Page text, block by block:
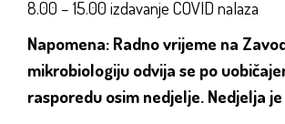
8.00 – 15.00 izdavanje COVID nalaza
Napomena: Radno vrijeme na
mikrobiologiju odvija se po
rasporedu osim nedjelje. Nedjelja